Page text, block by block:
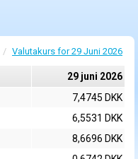
Valutakurs for 29 Juni 2026
29 juni 2026
7,4745 DKK
6,5531 DKK
8,6696 DKK